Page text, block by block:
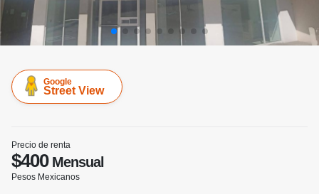
Google
Street View
Precio de renta
$400Mensual
Pesos Mexicanos